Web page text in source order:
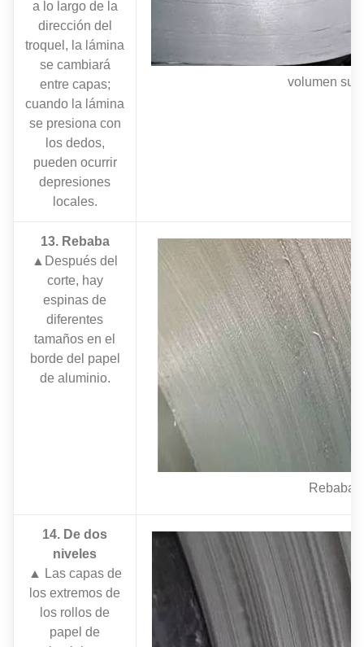
a lo largo de la
dirección del
troquel, la lámina
se cambiará
entre capas;
cuando la lámina
se presiona con
los dedos,
pueden ocurrir
depresiones
locales.
volumen
13. Rebaba
▲Después del
corte, hay
espinas de
diferentes
tamaños en el
borde del papel
de aluminio.
Rebaba
14. De dos
niveles
▲ Las capas de
los extremos de
los rollos de
papel de